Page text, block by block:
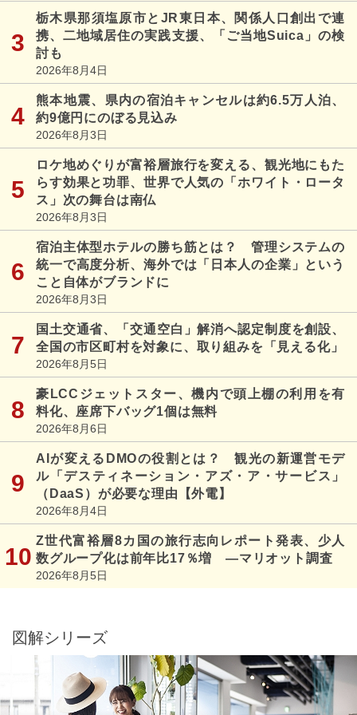
栃木県那須塩原市とJR東日本、関係人口創出で連
携、二地域居住の実践支援、「ご当地Suica」の検
討も
2026年8月4日
熊本地震、県内の宿泊キャンセルは約6.5万人泊、
約9億円にのぼる見込み
2026年8月3日
ロケ地めぐりが富裕層旅行を変える、観光地にもた
らす効果と功罪、世界で人気の「ホワイト・ロータ
ス」次の舞台は南仏
2026年8月3日
宿泊主体型ホテルの勝ち筋とは？ 管理システムの
統一で高度分析、海外では「日本人の企業」という
こと自体がブランドに
2026年8月3日
国土交通省、「交通空白」解消へ認定制度を創設、
全国の市区町村を対象に、取り組みを「見える化」
2026年8月5日
豪LCCジェットスター、機内で頭上棚の利用を有
料化、座席下バッグ1個は無料
2026年8月6日
AIが変えるDMOの役割とは？ 観光の新運営モデ
ル「デスティネーション・アズ・ア・サービス」
（DaaS）が必要な理由【外電】
2026年8月4日
Z世代富裕層8カ国の旅行志向レポート発表、少人
数グループ化は前年比17％増 ―マリオット調査
2026年8月5日
図解シリーズ